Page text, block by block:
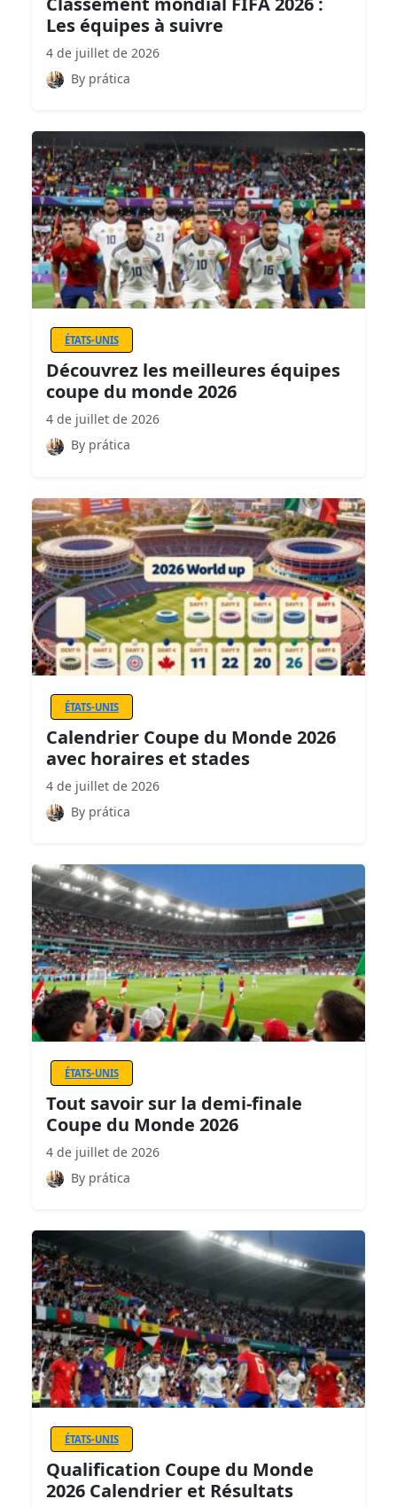
Les équipes à suivre
4 de juillet de 2026
By prática
ÉTATS-UNIS
Découvrez les meilleures équipes
coupe du monde 2026
4 de juillet de 2026
By prática
ÉTATS-UNIS
Calendrier Coupe du Monde 2026
avec horaires et stades
4 de juillet de 2026
By prática
ÉTATS-UNIS
Tout savoir sur la demi-finale
Coupe du Monde 2026
4 de juillet de 2026
By prática
ÉTATS-UNIS
Qualification Coupe du Monde
2026 Calendrier et Résultats